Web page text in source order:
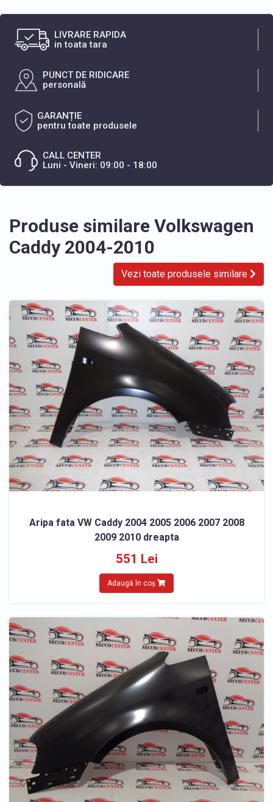
LIVRARE RAPIDA
in toata tara
PUNCT DE RIDICARE
personală
GARANȚIE
pentru toate produsele
CALL CENTER
Luni - Vineri: 09:00 - 18:00
Produse similare Volkswagen
Caddy 2004-2010
Vezi toate produsele similare
Aripa fata VW Caddy 2004 2005 2006 2007 2008
2009 2010 dreapta
551 Lei
Adaugă în coș